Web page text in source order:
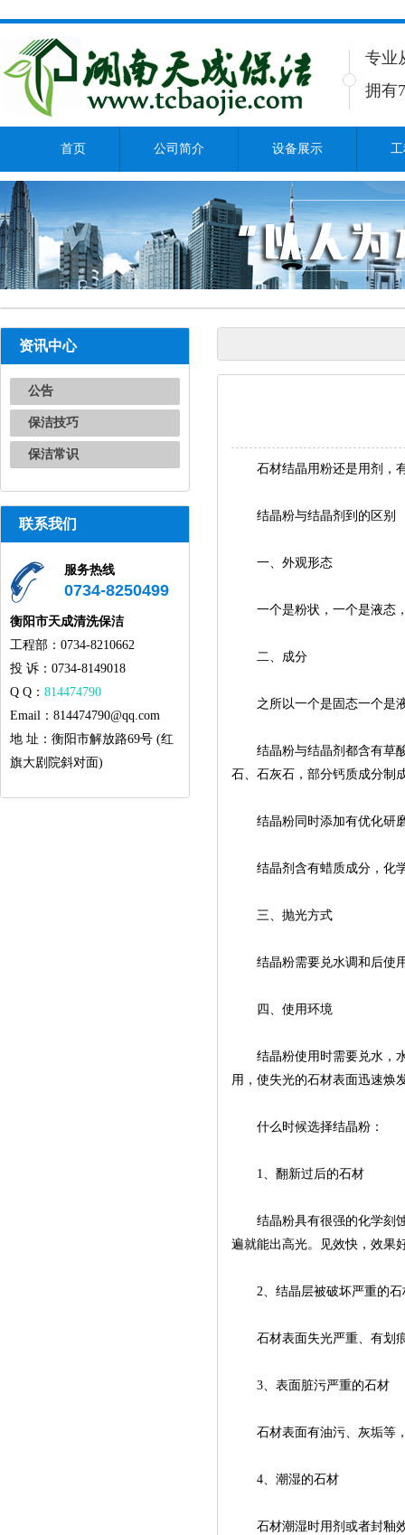
专业
拥有
首页 公司简介 设备展示
资讯中心
公告
保洁技巧
保洁常识
联系我们
服务热线
0734-8250499
衡阳市天成清洗保洁
工程部：0734-8210662
投 诉：0734-8149018
Q Q： 814474790
Email：814474790@qq.com
地 址：衡阳市解放路69号 (红
旗大剧院斜对面)
石材结晶用粉还是用剂，
结晶粉与结晶剂到的区别
一、外观形态
一个是粉状，一个是液态
二、成分
之所以一个是固态一个是液
结晶粉与结晶剂都含有草酸
石、石灰石，部分钙质成分制
结晶粉同时添加有优化研磨
结晶剂含有蜡质成分，化
三、抛光方式
结晶粉需要兑水调和后使用
四、使用环境
结晶粉使用时需要兑水，水
用，使失光的石材表面迅速焕
什么时候选择结晶粉：
1、翻新过后的石材
结晶粉具有很强的化学刻蚀
遍就能出高光。见效快，效果
2、结晶层被破坏严重的石
石材表面失光严重、有划痕
3、表面脏污严重的石材
石材表面有油污、灰垢等，
4、潮湿的石材
石材潮湿时用剂或者封釉